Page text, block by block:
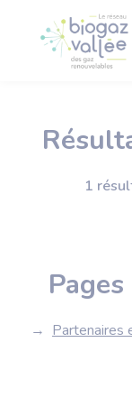
1
Pages
Partenaires
Panneau de gestion